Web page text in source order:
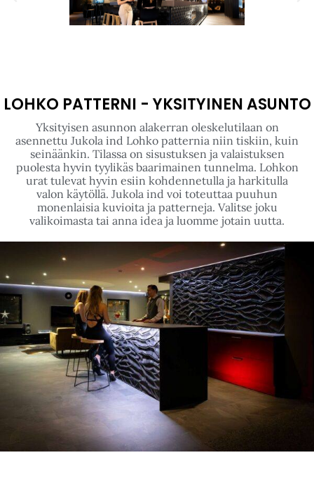
LOHKO PATTERNI - YKSITYINEN ASUNTO
Yksityisen asunnon alakerran oleskelutilaan on
asennettu Jukola ind Lohko patternia niin tiskiin, kuin
seinäänkin. Tilassa on sisustuksen ja valaistuksen
puolesta hyvin tyylikäs baarimainen tunnelma. Lohkon
urat tulevat hyvin esiin kohdennetulla ja harkitulla
valon käytöllä. Jukola ind voi toteuttaa puuhun
monenlaisia kuvioita ja patterneja. Valitse joku
valikoimasta tai anna idea ja luomme jotain uutta.